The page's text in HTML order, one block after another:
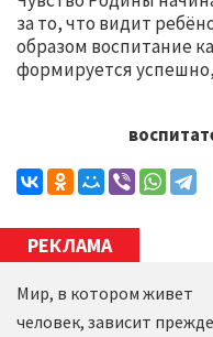
за то, что видит
образом воспитание
формируется
РЕКЛАМА
Мир, в котором живет
человек, зависит